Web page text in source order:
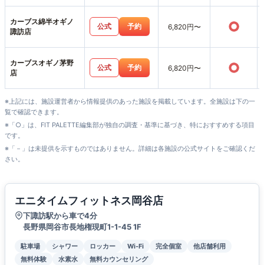
カーブス綿半オギノ
諏訪店
公式 予約 6,820円〜 ○
カーブスオギノ茅野
店
公式 予約 6,820円〜 ○
※上記には、施設運営者から情報提供のあった施設を掲載しています。全施設は下の一
覧で確認できます。
※「○」は、FIT PALETTE編集部が独自の調査・基準に基づき、特におすすめする項目
です。
※「－」は未提供を示すものではありません。詳細は各施設の公式サイトをご確認くだ
さい。
エニタイムフィットネス岡谷店
下諏訪駅から車で4分
長野県岡谷市長地権現町1-1-45 1F
駐車場 シャワー ロッカー Wi-Fi 完全個室
他店舗利用
無料体験
水素水 無料カウンセリング